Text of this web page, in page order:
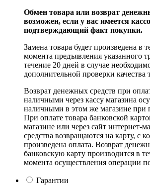
Обмен товара или возврат
возможен, если у вас имеется
подтверждающий факт покупки.
Замена товара будет произведена в
момента предъявления указанного
течение 20 дней в случае
дополнительной проверки качества
Возврат денежных средств при
наличными через кассу магазина
наличными в этом же магазине при
При оплате товара банковской
магазине или через сайт интернет-
средства возвращаются на карту, с
произведена оплата. Возврат
банковскую карту производится в
момента осуществления операции
Гарантии